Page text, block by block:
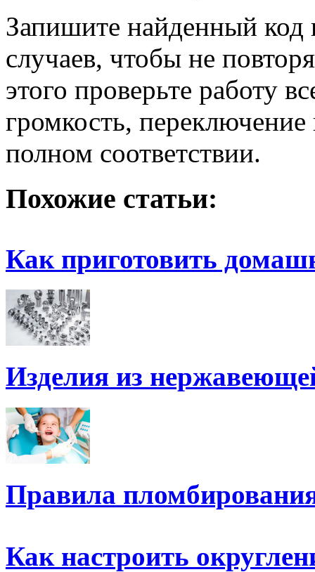
Запишите найденный код
случаев, чтобы не
этого проверьте работу
громкость,
полном соответствии.
Похожие статьи:
Как приготовить
Изделия из
Правила
Как настроить